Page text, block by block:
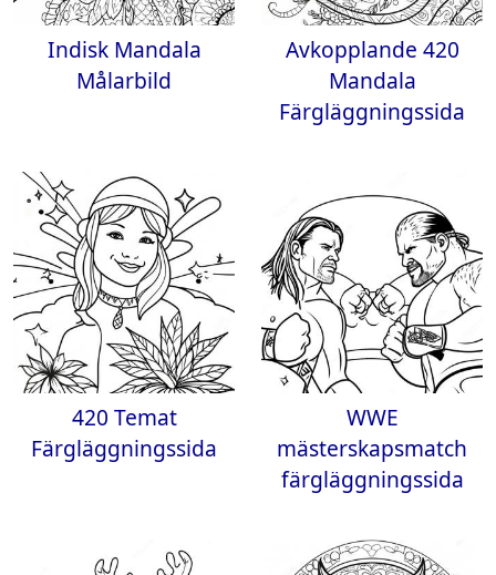
Indisk Mandala
Målarbild
Avkopplande 420
Mandala
Färgläggningssida
420 Temat
Färgläggningssida
WWE
mästerskapsmatch
färgläggningssida